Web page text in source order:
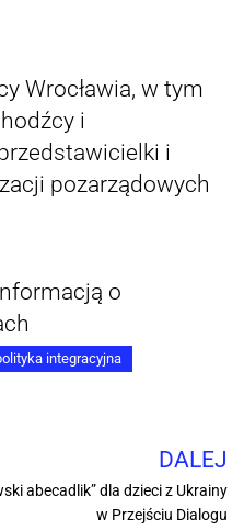
Wrocławia, w tym
i
i
pozarządowych
o
integracyjna
DALEJ
abecadlik” dla dzieci z Ukrainy
w Przejściu Dialogu